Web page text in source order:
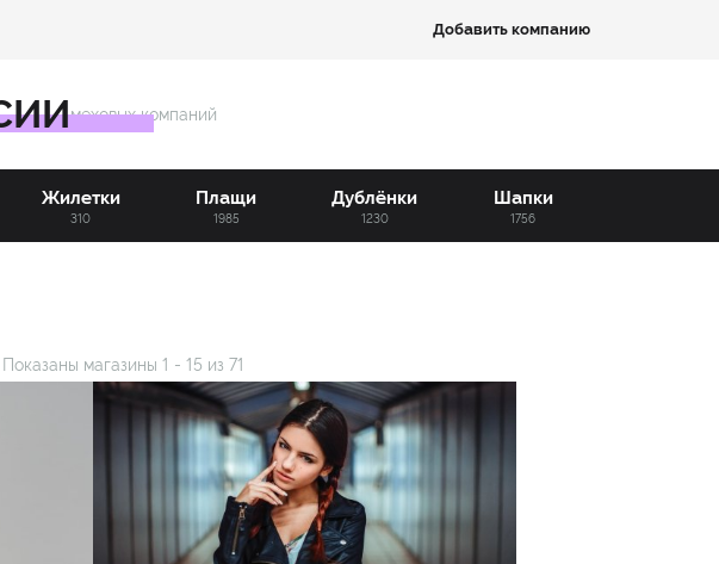
Добавить компанию
меховых компаний
Жилетки
310
Плащи
1985
Дублёнки
1230
Шапки
1756
Показаны магазины 1 - 15 из 71